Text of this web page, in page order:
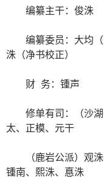
编纂主干：俊洙
编纂委员：大均
洙（净书校正）
财 务：锺声
修单有司：（沙
太、正模、元干
（鹿岩公派）观
锺南、熙洙、惪洙